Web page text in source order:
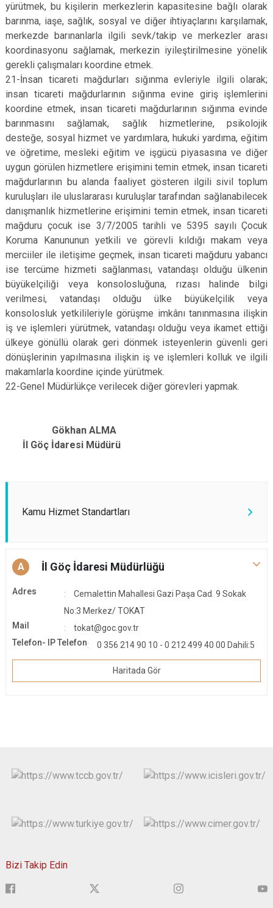
yürütmek, bu kişilerin merkezlerin kapasitesine bağlı olarak
barınma, iaşe, sağlık, sosyal ve diğer ihtiyaçlarını karşılamak,
merkezde barınanlarla ilgili sevk/takip ve merkezler arası
koordinasyonu sağlamak, merkezin iyileştirilmesine yönelik
gerekli çalışmaları koordine etmek.
21-İnsan ticareti mağdurları sığınma evleriyle ilgili olarak;
insan ticareti mağdurlarının sığınma evine giriş işlemlerini
koordine etmek, insan ticareti mağdurlarının sığınma evinde
barınmasını sağlamak, sağlık hizmetlerine, psikolojik
desteğe, sosyal hizmet ve yardımlara, hukuki yardıma, eğitim
ve öğretime, mesleki eğitim ve işgücü piyasasına ve diğer
uygun görülen hizmetlere erişimini temin etmek, insan ticareti
mağdurlarının bu alanda faaliyet gösteren ilgili sivil toplum
kuruluşları ile uluslararası kuruluşlar tarafından sağlanabilecek
danışmanlık hizmetlerine erişimini temin etmek, insan ticareti
mağduru çocuk ise 3/7/2005 tarihli ve 5395 sayılı Çocuk
Koruma Kanununun yetkili ve görevli kıldığı makam veya
merciiler ile iletişime geçmek, insan ticareti mağduru yabancı
ise tercüme hizmeti sağlanması, vatandaşı olduğu ülkenin
büyükelçiliği veya konsolosluğuna, rızası halinde bilgi
verilmesi, vatandaşı olduğu ülke büyükelçilik veya
konsolosluk yetkilileriyle görüşme imkânı tanınmasına ilişkin
iş ve işlemleri yürütmek, vatandaşı olduğu veya ikamet ettiği
ülkeye gönüllü olarak geri dönmek isteyenlerin güvenli geri
dönüşlerinin yapılmasına ilişkin iş ve işlemleri kolluk ve ilgili
makamlarla koordine içinde yürütmek.
22-Genel Müdürlükçe verilecek diğer görevleri yapmak.
Gökhan ALMA
İl Göç İdaresi Müdürü
Kamu Hizmet Standartları
A İl Göç İdaresi Müdürlüğü
Adres
Cemalettin Mahallesi Gazi Paşa Cad. 9 Sokak
No:3 Merkez/ TOKAT
Mail
tokat@goc.gov.tr
Telefon- IP Telefon
0 356 214 90 10 - 0 212 499 40 00 Dahili:5
Haritada Gör
Bizi Takip Edin